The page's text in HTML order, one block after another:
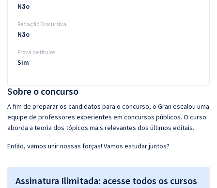
Sobre o concurso
A fim de preparar os candidatos para o concurso, o Gran escalou uma
equipe de professores experientes em concursos públicos. O curso
aborda a teoria dos tópicos mais relevantes dos últimos editais.
Então, vamos unir nossas forças! Vamos estudar juntos?
Assinatura Ilimitada: acesse todos os cursos
Não
Redação Discursiva
Não
Prova de títulos
Sim